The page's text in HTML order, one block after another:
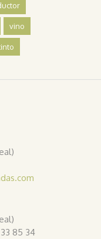
vino
85 34